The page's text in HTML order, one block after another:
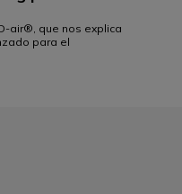
air®, que nos explica
para el